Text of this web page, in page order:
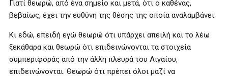
Γιατί θεωρώ, από ένα σημείο και μετά, ότι ο καθένας,
βεβαίως, έχει την ευθύνη της θέσης της οποία αναλαμβάνει.
Κι εδώ, επειδή εγώ θεωρώ ότι υπάρχει απειλή και το λέω
ξεκάθαρα και θεωρώ ότι επιδεινώνονται τα στοιχεία
συμπεριφοράς από την άλλη πλευρά του Αιγαίου,
επιδεινώνονται. Θεωρώ ότι πρέπει όλοι μαζί να